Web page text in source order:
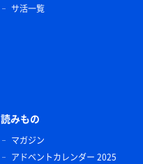
サ活一覧
読みもの
マガジン
アドベントカレンダー 2025